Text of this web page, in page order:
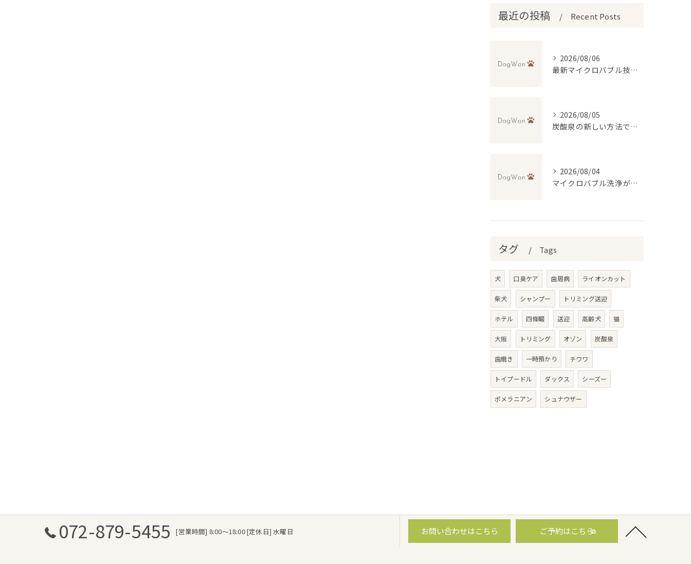
最近の投稿 Recent Posts
2026/08/06
最新マイクロバブル技術で理想のふわふわ仕上げを実現するトリミング法
2026/08/05
炭酸泉の新しい方法で自宅再現と効果・デメリットを徹底比較
2026/08/04
マイクロバブル洗浄が叶える低刺激トリミングの魅力
タグ Tags
犬 口臭ケア 歯周病 ライオンカット
柴犬 シャンプー トリミング送迎
ホテル 四條畷 送迎 高齢犬 猫
大阪 トリミング オゾン 炭酸泉
歯磨き 一時預かり チワワ
トイプードル ダックス シーズー
ポメラニアン シュナウザー
072-879-5455 [営業時間] 8:00～18:00 [定休日] 水曜日 お問い合わせはこちら ご予約はこちら